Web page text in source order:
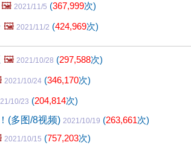
🖼️ 2021/11/5 (367,999次)
🖼️ 2021/11/2 (424,969次)
🖼️ 2021/10/28 (297,588次)
2021/10/24 (346,170次)
10/23 (204,814次)
(多图/8视频) 2021/10/19 (263,661次)
2021/10/15 (757,203次)